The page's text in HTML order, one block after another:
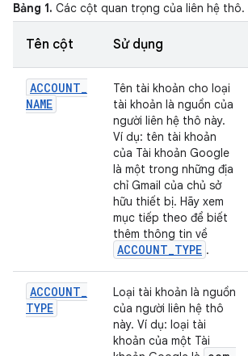
Bảng 1. Các cột quan trọng của liên hệ thô.
Tên cột Sử dụng
ACCOUNT_
NAME
Tên tài khoản cho loại
tài khoản là nguồn của
người liên hệ thô này.
Ví dụ: tên tài khoản
của Tài khoản Google
là một trong những địa
chỉ Gmail của chủ sở
hữu thiết bị. Hãy xem
mục tiếp theo để biết
thêm thông tin về
ACCOUNT_TYPE .
ACCOUNT_
TYPE
Loại tài khoản là nguồn
của người liên hệ thô
này. Ví dụ: loại tài
khoản của một Tài